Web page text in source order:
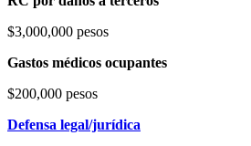
$3,000,000 pesos
Gastos médicos ocupantes
$200,000 pesos
Defensa legal/jurídica